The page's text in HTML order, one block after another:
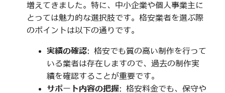
増えてきました。特に、中小企業や個人事業主に
とっては魅力的な選択肢です。格安業者を選ぶ際
のポイントは以下の通りです。
実績の確認: 格安でも質の高い制作を行って
いる業者は存在しますので、過去の制作実
績を確認することが重要です。
サポート内容の把握: 格安料金でも、保守や